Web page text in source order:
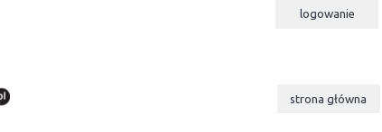
logowanie
strona główna